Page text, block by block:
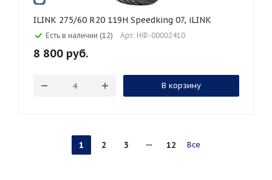
ILINK 275/60 R20 119H Speedking 07, iLINK
Есть в наличии (12) Арт: НФ-00002410
8 800 руб.
В корзину
1 2 3 12 Все